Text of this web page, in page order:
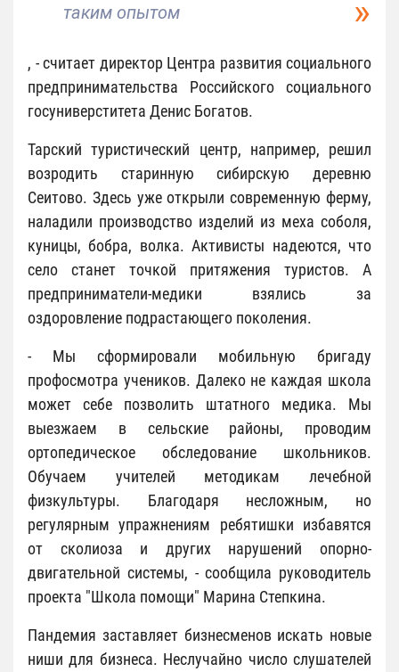
таким опытом
, - считает директор Центра развития социального
предпринимательства Российского социального
госуниверститета Денис Богатов.
Тарский туристический центр, например, решил
возродить старинную сибирскую деревню
Сеитово. Здесь уже открыли современную ферму,
наладили производство изделий из меха соболя,
куницы, бобра, волка. Активисты надеются, что
село станет точкой притяжения туристов. А
предприниматели-медики взялись за
оздоровление подрастающего поколения.
- Мы сформировали мобильную бригаду
профосмотра учеников. Далеко не каждая школа
может себе позволить штатного медика. Мы
выезжаем в сельские районы, проводим
ортопедическое обследование школьников.
Обучаем учителей методикам лечебной
физкультуры. Благодаря несложным, но
регулярным упражнениям ребятишки избавятся
от сколиоза и других нарушений опорно-
двигательной системы, - сообщила руководитель
проекта "Школа помощи" Марина Степкина.
Пандемия заставляет бизнесменов искать новые
ниши для бизнеса. Неслучайно число слушателей